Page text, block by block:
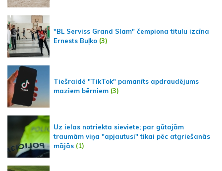
"BL Serviss Grand Slam" čempiona titulu izcīna
Ernests Buļko (3)
Tiešraidē "TikTok" pamanīts apdraudējums
maziem bērniem (3)
Uz ielas notriekta sieviete; par gūtajām
traumām viņa "apjautusi" tikai pēc atgriešanās
mājās (1)